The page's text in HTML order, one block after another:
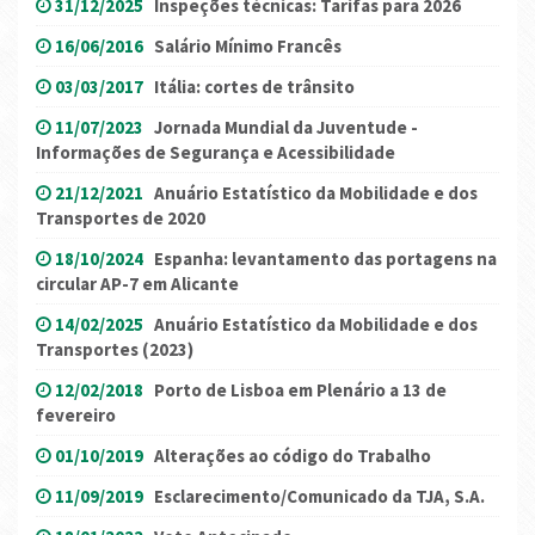
31/12/2025
Inspeções técnicas: Tarifas para 2026
16/06/2016 Salário Mínimo Francês
03/03/2017 Itália: cortes de trânsito
11/07/2023 Jornada Mundial da Juventude -
Informações de Segurança e Acessibilidade
21/12/2021 Anuário Estatístico da Mobilidade e dos
Transportes de 2020
18/10/2024 Espanha: levantamento das portagens na
circular AP-7 em Alicante
14/02/2025 Anuário Estatístico da Mobilidade e dos
Transportes (2023)
12/02/2018 Porto de Lisboa em Plenário a 13 de
fevereiro
01/10/2019 Alterações ao código do Trabalho
11/09/2019 Esclarecimento/Comunicado da TJA, S.A.